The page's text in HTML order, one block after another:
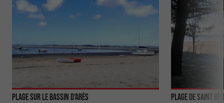
Plage sur le bassin d'Arès Plage de Saint